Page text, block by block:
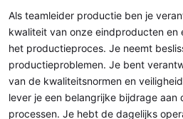
Als teamleider productie ben je
kwaliteit van onze eindproducten en
het productieproces. Je neemt
productieproblemen. Je bent
van de kwaliteitsnormen en
lever je een belangrijke bijdrage aan
processen. Je hebt de dagelijks